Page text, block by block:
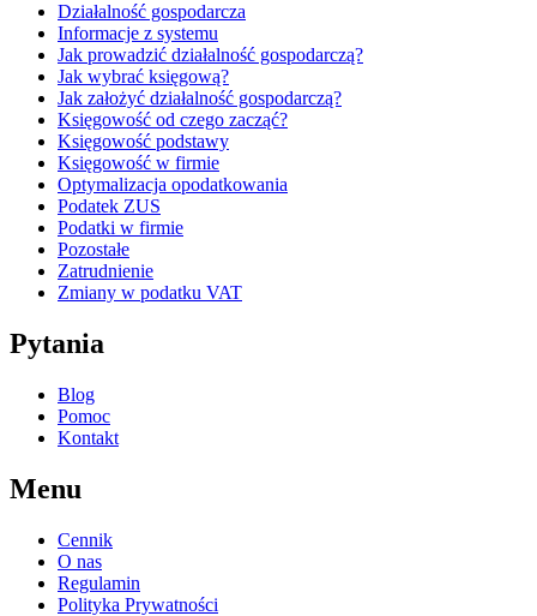
Działalność gospodarcza
Informacje z systemu
Jak prowadzić działalność gospodarczą?
Jak wybrać księgową?
Jak założyć działalność gospodarczą?
Księgowość od czego zacząć?
Księgowość podstawy
Księgowość w firmie
Optymalizacja opodatkowania
Podatek ZUS
Podatki w firmie
Pozostałe
Zatrudnienie
Zmiany w podatku VAT
Pytania
Blog
Pomoc
Kontakt
Menu
Cennik
O nas
Regulamin
Polityka Prywatności